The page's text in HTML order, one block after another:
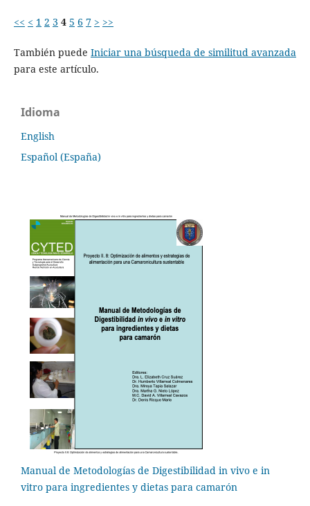
<< < 1 2 3 4 5 6 7 > >>
También puede Iniciar una búsqueda de similitud avanzada
para este artículo.
Idioma
English
Español (España)
Manual de Metodologías de Digestibilidad in vivo e in
vitro para ingredientes y dietas para camarón